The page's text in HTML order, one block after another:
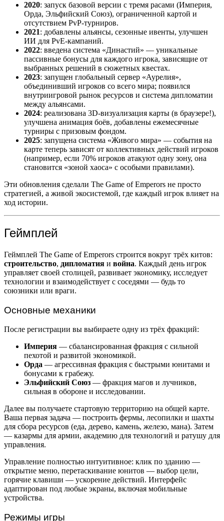
2020: запуск базовой версии с тремя расами (Империя,
Орда, Эльфийский Союз), ограниченной картой и
отсутствием PvP-турниров.
2021: добавлены альянсы, сезонные ивенты, улучшен
ИИ для PvE-кампаний.
2022: введена система «Династий» — уникальные
пассивные бонусы для каждого игрока, зависящие от
выбранных решений в сюжетных квестах.
2023: запущен глобальный сервер «Аурелия»,
объединивший игроков со всего мира; появился
внутриигровой рынок ресурсов и система дипломатии
между альянсами.
2024: реализована 3D-визуализация карты (в браузере!),
улучшена анимация боёв, добавлены ежемесячные
турниры с призовым фондом.
2025: запущена система «Живого мира» — события на
карте теперь зависят от коллективных действий игроков
(например, если 70% игроков атакуют одну зону, она
становится «зоной хаоса» с особыми правилами).
Эти обновления сделали The Game of Emperors не просто
стратегией, а живой экосистемой, где каждый игрок влияет на
ход истории.
Геймплей
Геймплей The Game of Emperors строится вокруг трёх китов:
строительство, дипломатия и война. Каждый день игрок
управляет своей столицей, развивает экономику, исследует
технологии и взаимодействует с соседями — будь то
союзники или враги.
Основные механики
После регистрации вы выбираете одну из трёх фракций:
Империя — сбалансированная фракция с сильной
пехотой и развитой экономикой.
Орда — агрессивная фракция с быстрыми юнитами и
бонусами к грабежу.
Эльфийский Союз — фракция магов и лучников,
сильная в обороне и исследовании.
Далее вы получаете стартовую территорию на общей карте.
Ваша первая задача — построить фермы, лесопилки и шахты
для сбора ресурсов (еда, дерево, камень, железо, мана). Затем
— казармы для армии, академию для технологий и ратушу для
управления.
Управление полностью интуитивное: клик по зданию —
открытие меню, перетаскивание юнитов — выбор цели,
горячие клавиши — ускорение действий. Интерфейс
адаптирован под любые экраны, включая мобильные
устройства.
Режимы игры